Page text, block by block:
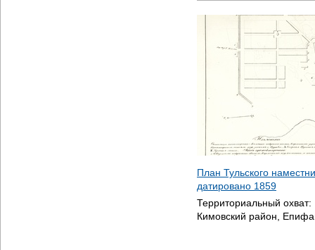
План Тульского
датировано 1859
Территориальный охват:
Кимовский район,